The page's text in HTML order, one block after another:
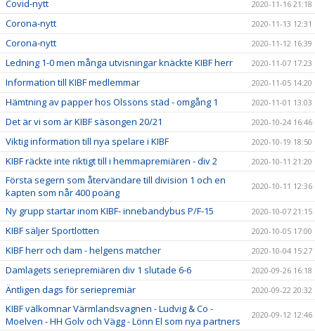
Covid-nytt 2020-11-16 21:18
Corona-nytt 2020-11-13 12:31
Corona-nytt 2020-11-12 16:39
Ledning 1-0 men många utvisningar knäckte KIBF herr 2020-11-07 17:23
Information till KIBF medlemmar 2020-11-05 14:20
Hämtning av papper hos Olssons städ - omgång 1 2020-11-01 13:03
Det är vi som är KIBF säsongen 20/21 2020-10-24 16:46
Viktig information till nya spelare i KIBF 2020-10-19 18:50
KIBF räckte inte riktigt till i hemmapremiären - div 2 2020-10-11 21:20
Första segern som återvändare till division 1 och en
kapten som når 400 poäng
2020-10-11 12:36
Ny grupp startar inom KIBF- innebandybus P/F-15 2020-10-07 21:15
KIBF säljer Sportlotten 2020-10-05 17:00
KIBF herr och dam - helgens matcher 2020-10-04 15:27
Damlagets seriepremiären div 1 slutade 6-6 2020-09-26 16:18
Äntligen dags för seriepremiär 2020-09-22 20:32
KIBF välkomnar Värmlandsvagnen - Ludvig & Co -
Moelven - HH Golv och Vägg - Lönn El som nya partners
2020-09-12 12:46